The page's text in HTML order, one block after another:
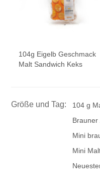
104g Eigelb Geschmack
Malt Sandwich Keks
Größe und Tag:
104 g
Brauner
Mini
Mini